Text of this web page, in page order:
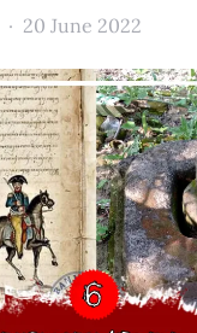
20 June 2022